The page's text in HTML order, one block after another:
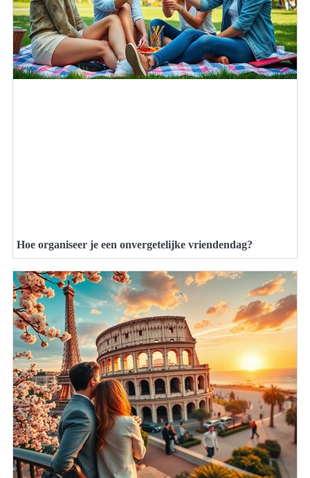
Hoe organiseer je een onvergetelijke vriendendag?